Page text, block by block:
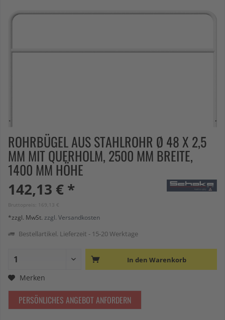
ROHRBÜGEL AUS STAHLROHR Ø 48 X 2,5
MM MIT QUERHOLM, 2500 MM BREITE,
1400 MM HÖHE
142,13 € *
Bruttopreis: 169,13 €
*zzgl. MwSt. zzgl. Versandkosten
Bestellartikel. Lieferzeit - 15-20 Werktage
In den Warenkorb
Merken
PERSÖNLICHES ANGEBOT ANFORDERN